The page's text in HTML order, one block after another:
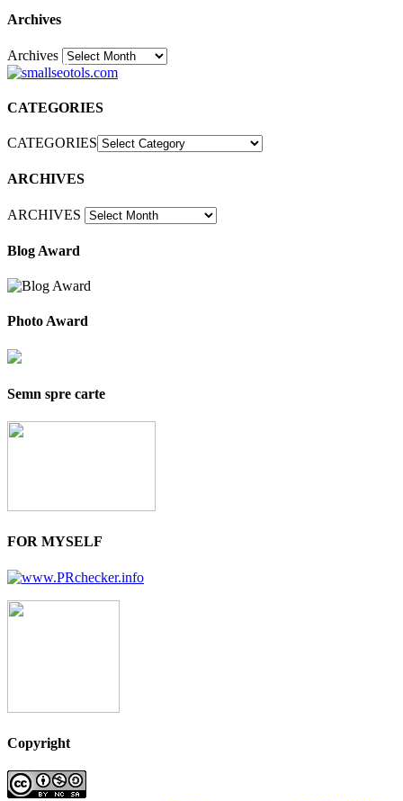
Archives
Archives30
CATEGORIES
CATEGORIES
ARCHIVES
ARCHIVES
Blog Award
Photo Award
Semn spre carte
FOR MYSELF
Copyright